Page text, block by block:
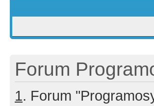
Forum
1. Forum